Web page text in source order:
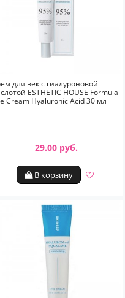
для век с гиалуроновой
ESTHETIC HOUSE Formula
Cream Hyaluronic Acid 30 мл
29.00 руб.
В корзину